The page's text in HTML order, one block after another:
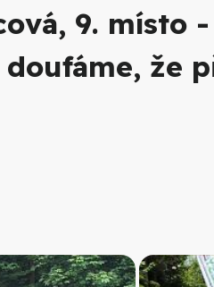
9. místo
doufáme, že